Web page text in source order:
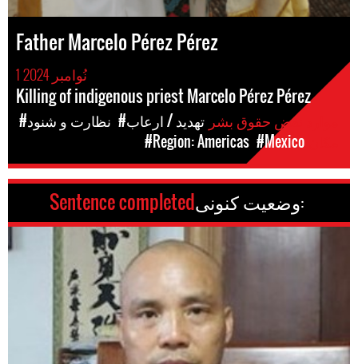
Father Marcelo Pérez Pérez
1 نُوامبر 2024
Killing of indigenous priest Marcelo Pérez Pérez
#نظارت و شنود
#تهدید / ارعاب
#Region: Americas #Mexico
وضعیت کنونی: Sentence completed